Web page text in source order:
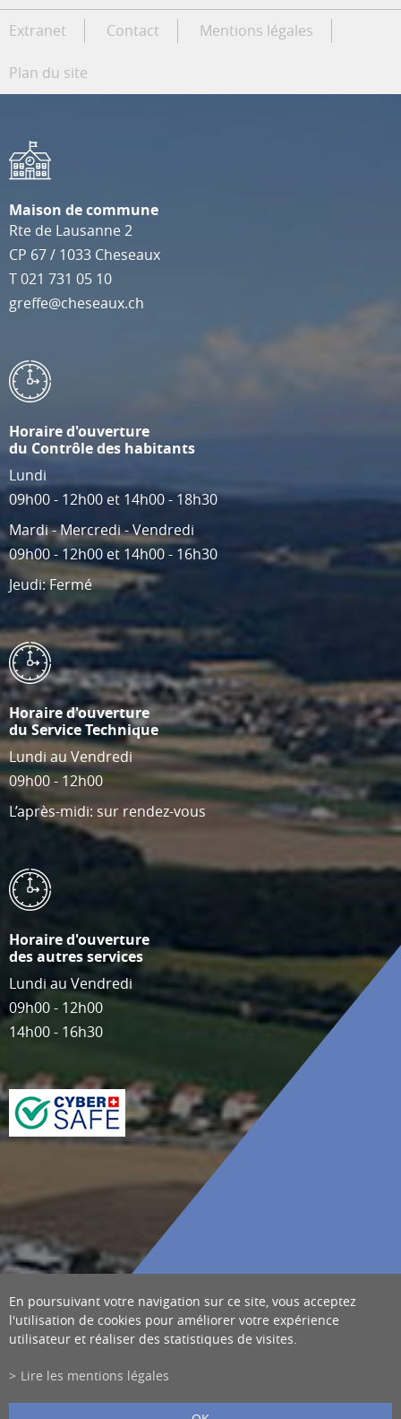
Extranet Contact Mentions légales
Plan du site
Maison de commune
Rte de Lausanne 2
CP 67/ 1033 Cheseaux
T021 731 05 10
greffe@cheseaux.ch
Horaire d'ouverture
du Contrôle des habitants
Lundi
09h00 - 12h00 et 14h00 - 18h30
Mardi - Mercredi - Vendredi
09h00 - 12h00 et 14h00 - 16h30
Jeudi: Fermé
Horaire d'ouverture
du Service Technique
Lundi au Vendredi
09h00 - 12h00
L’après-midi: sur rendez-vous
Horaire d'ouverture
des autres services
Lundi au Vendredi
09h00 - 12h00
14h00 - 16h30
En poursuivant votre navigation sur ce site, vous acceptez
l'utilisation de cookies pour améliorer votre expérience
utilisateur et réaliser des statistiques de visites.
Lire les mentions légales